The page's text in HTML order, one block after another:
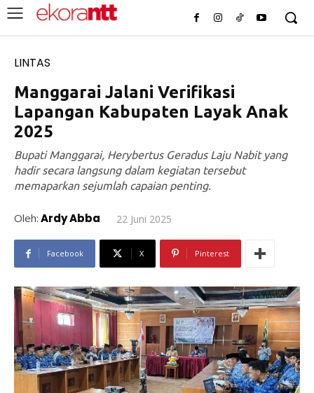
LINTAS
Manggarai Jalani Verifikasi
Lapangan Kabupaten Layak Anak
2025
Bupati Manggarai, Herybertus Geradus Laju Nabit yang
hadir secara langsung dalam kegiatan tersebut
memaparkan sejumlah capaian penting.
Oleh: Ardy Abba 22 Juni 2025
Facebook X Pinterest